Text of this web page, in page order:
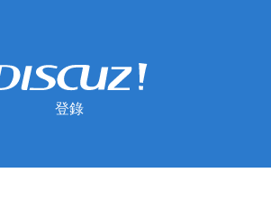
登錄